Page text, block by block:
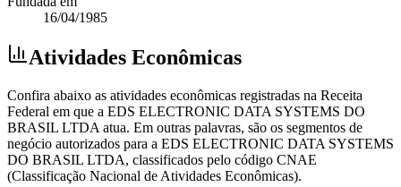
16/04/1985
Atividades Econômicas
Confira abaixo as atividades econômicas registradas na Receita
Federal em que a EDS ELECTRONIC DATA SYSTEMS DO
BRASIL LTDA atua. Em outras palavras, são os segmentos de
negócio autorizados para a EDS ELECTRONIC DATA SYSTEMS
DO BRASIL LTDA, classificados pelo código CNAE
(Classificação Nacional de Atividades Econômicas).